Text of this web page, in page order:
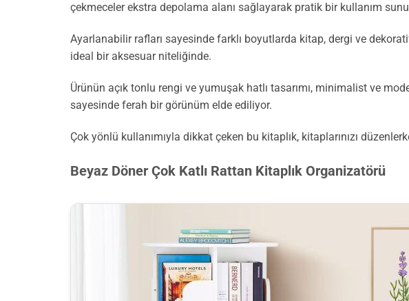
çekmeceler ekstra depolama alanı sağlayarak pratik bir kullanım
Ayarlanabilir rafları sayesinde farklı boyutlarda kitap, dergi ve
ideal bir aksesuar niteliğinde.
Ürünün açık tonlu rengi ve yumuşak hatlı tasarımı, minimalist ve
sayesinde ferah bir görünüm elde ediliyor.
Çok yönlü kullanımıyla dikkat çeken bu kitaplık, kitaplarınızı
Beyaz Döner Çok Katlı Rattan Kitaplık Organizatörü